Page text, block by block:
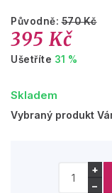
Původně:570 Kč
395 Kč
Ušetříte 31 %
Skladem
Vybraný produkt
+
−